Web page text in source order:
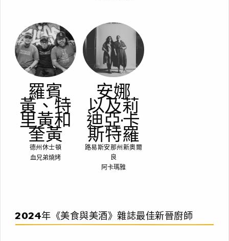
羅賓
黃、特
里黃和
奎黃
德州休士頓
血兄弟燒烤
安娜
以及莉
迪亞·卡
斯特羅
路易斯安那州新奧爾
良
阿卡瑪雅
2024年《美食與美酒》雜誌最佳新晉廚師